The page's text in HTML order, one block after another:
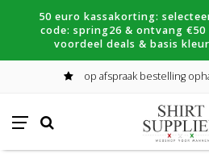
50 euro kassakorting:
code: spring26 & ontvang
voordeel deals & basis
op afspraak bestelling